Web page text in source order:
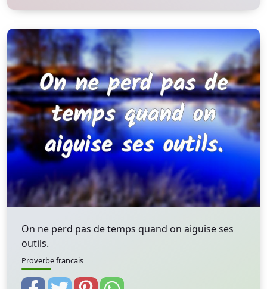
On ne perd pas de temps quand on aiguise ses
outils.
Proverbe francais